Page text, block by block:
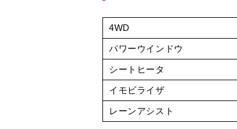
4WD
パワーウインドウ
シートヒータ
イモビライザ
レーンアシスト